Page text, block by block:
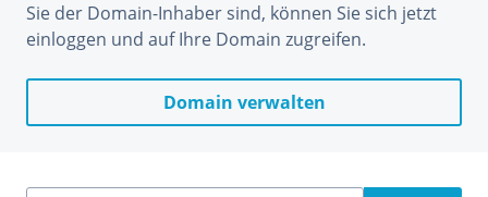
Sie der Domain-Inhaber sind, können Sie sich jetzt
einloggen und auf Ihre Domain zugreifen.
Domain verwalten